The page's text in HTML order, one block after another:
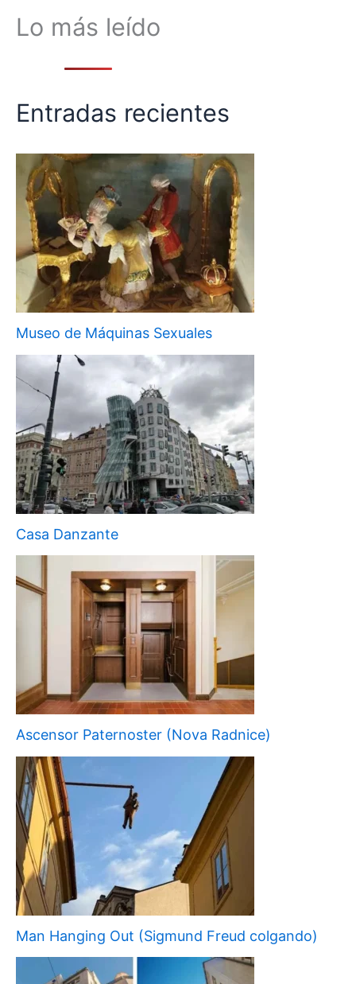
Lo más leído
Entradas recientes
Museo de Máquinas Sexuales
Casa Danzante
Ascensor Paternoster (Nova Radnice)
Man Hanging Out (Sigmund Freud colgando)